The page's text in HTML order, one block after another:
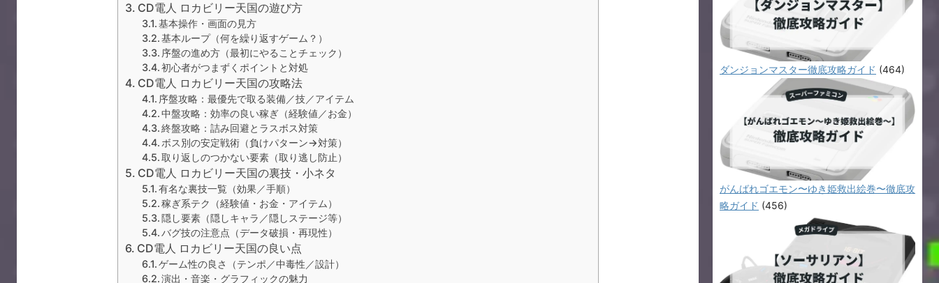
CD電人 ロカビリー天国の遊び方
基本操作・画面の見方
基本ループ（何を繰り返すゲーム？）
序盤の進め方（最初にやることチェック）
初心者がつまずくポイントと対処
CD電人 ロカビリー天国の攻略法
序盤攻略：最優先で取る装備／技／アイテム
中盤攻略：効率の良い稼ぎ（経験値／お金）
終盤攻略：詰み回避とラスボス対策
ボス別の安定戦術（負けパターン→対策）
取り返しのつかない要素（取り逃し防止）
CD電人 ロカビリー天国の裏技・小ネタ
有名な裏技一覧（効果／手順）
稼ぎ系テク（経験値・お金・アイテム）
隠し要素（隠しキャラ／隠しステージ等）
バグ技の注意点（データ破損・再現性）
CD電人 ロカビリー天国の良い点
ゲーム性の良さ（テンポ／中毒性／設計）
演出・音楽・グラフィックの魅力
ダンジョンマスター徹底攻略ガイド (464)
がんばれゴエモン〜ゆき姫救出絵巻〜徹底攻
略ガイド (456)